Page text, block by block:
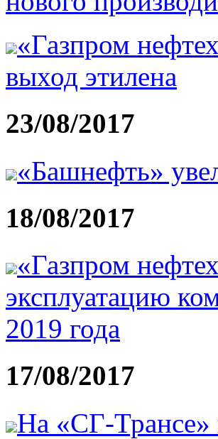
«Газпром
выход этилена
23/08/2017
«Башнефть»
18/08/2017
«Газпром
эксплуатацию
2019 года
17/08/2017
На «СГ-Трансе»